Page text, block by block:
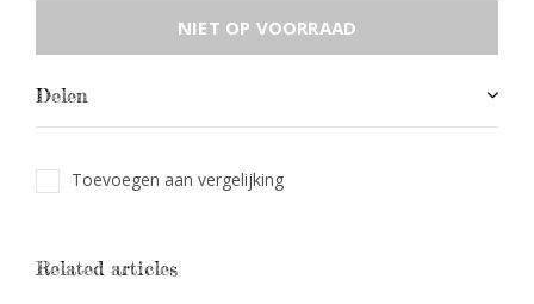
NIET OP VOORRAAD
Delen
Toevoegen aan vergelijking
Related articles